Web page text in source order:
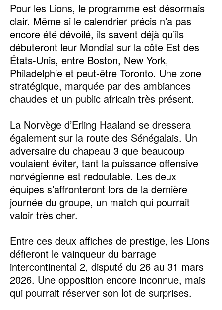
Pour les Lions, le programme est désormais
clair. Même si le calendrier précis n’a pas
encore été dévoilé, ils savent déjà qu’ils
débuteront leur Mondial sur la côte Est des
États-Unis, entre Boston, New York,
Philadelphie et peut-être Toronto. Une zone
stratégique, marquée par des ambiances
chaudes et un public africain très présent.
La Norvège d’Erling Haaland se dressera
également sur la route des Sénégalais. Un
adversaire du chapeau 3 que beaucoup
voulaient éviter, tant la puissance offensive
norvégienne est redoutable. Les deux
équipes s’affronteront lors de la dernière
journée du groupe, un match qui pourrait
valoir très cher.
Entre ces deux affiches de prestige, les Lions
défieront le vainqueur du barrage
intercontinental 2, disputé du 26 au 31 mars
2026. Une opposition encore inconnue, mais
qui pourrait réserver son lot de surprises.